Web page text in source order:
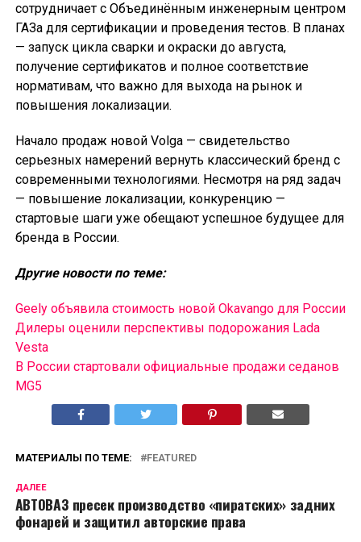
сотрудничает с Объединённым инженерным центром
ГАЗа для сертификации и проведения тестов. В планах
— запуск цикла сварки и окраски до августа,
получение сертификатов и полное соответствие
нормативам, что важно для выхода на рынок и
повышения локализации.
Начало продаж новой Volga — свидетельство
серьезных намерений вернуть классический бренд с
современными технологиями. Несмотря на ряд задач
— повышение локализации, конкуренцию —
стартовые шаги уже обещают успешное будущее для
бренда в России.
Другие новости по теме:
Geely объявила стоимость новой Okavango для России
Дилеры оценили перспективы подорожания Lada
Vesta
В России cтартовали официальные продажи седанов
MG5
МАТЕРИАЛЫ ПО ТЕМЕ: FEATURED
ДАЛЕЕ
АВТОВАЗ пресек производство «пиратских» задних
фонарей и защитил авторские права